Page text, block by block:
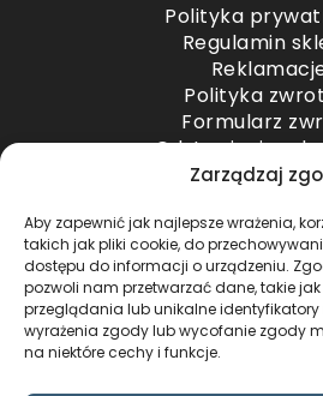
Zarządzaj
Aby zapewnić jak najlepsze wrażenia,
takich jak pliki cookie, do
dostępu do informacji o urządzeniu.
pozwoli nam przetwarzać dane, takie
przeglądania lub unikalne identyfikatory
wyrażenia zgody lub wycofanie zgody
na niektóre cechy i funkcje.
Polityka
Regulamin
Polityka
Formularz
Odstąpienie od
Odstąpienie od umowy –
METODY